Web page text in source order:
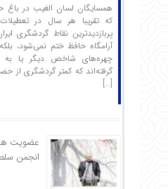
همسایگان لسان الغیب در باغ
که تقریبا هر سال در
پربازدیدترین نقاط گردشگری
آرامگاه حافظ ختم نمی‌شود،
چهره‌های شاخص دیگر یا به
گرفته‌اند که کمتر گردشگری از
[…]
عضویت
انجمن